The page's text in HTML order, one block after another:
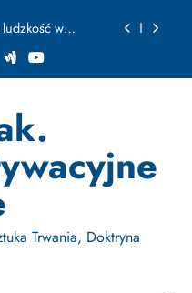
dla
w
dla
Trwania, Doktryna